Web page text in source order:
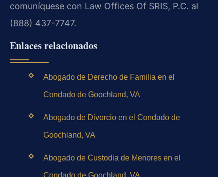
comuníquese con Law Offices Of SRIS, P.C. al
(888) 437-7747.
Enlaces relacionados
Abogado de Derecho de Familia en el
Condado de Goochland, VA
Abogado de Divorcio en el Condado de
Goochland, VA
Abogado de Custodia de Menores en el